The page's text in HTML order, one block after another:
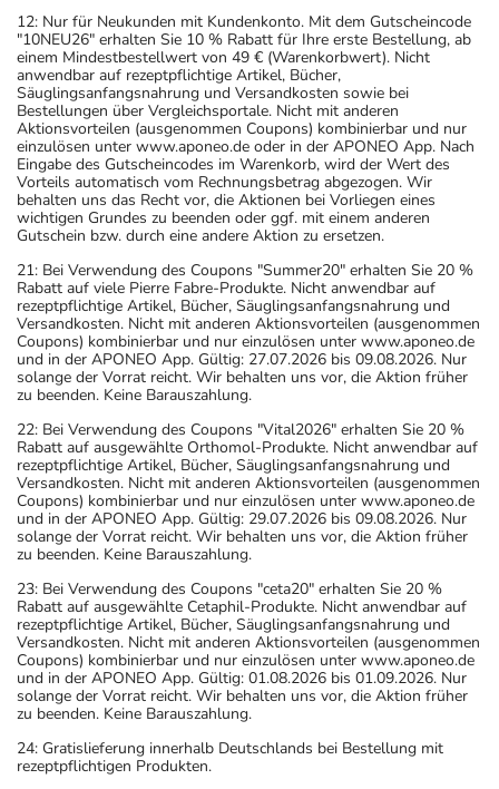
12: Nur für Neukunden mit Kundenkonto. Mit dem Gutscheincode
"10NEU26" erhalten Sie 10 % Rabatt für Ihre erste Bestellung, ab
einem Mindestbestellwert von 49 € (Warenkorbwert). Nicht
anwendbar auf rezeptpflichtige Artikel, Bücher,
Säuglingsanfangsnahrung und Versandkosten sowie bei
Bestellungen über Vergleichsportale. Nicht mit anderen
Aktionsvorteilen (ausgenommen Coupons) kombinierbar und nur
einzulösen unter www.aponeo.de oder in der APONEO App. Nach
Eingabe des Gutscheincodes im Warenkorb, wird der Wert des
Vorteils automatisch vom Rechnungsbetrag abgezogen. Wir
behalten uns das Recht vor, die Aktionen bei Vorliegen eines
wichtigen Grundes zu beenden oder ggf. mit einem anderen
Gutschein bzw. durch eine andere Aktion zu ersetzen.
21: Bei Verwendung des Coupons "Summer20" erhalten Sie 20 %
Rabatt auf viele Pierre Fabre-Produkte. Nicht anwendbar auf
rezeptpflichtige Artikel, Bücher, Säuglingsanfangsnahrung und
Versandkosten. Nicht mit anderen Aktionsvorteilen (ausgenommen
Coupons) kombinierbar und nur einzulösen unter www.aponeo.de
und in der APONEO App. Gültig: 27.07.2026 bis 09.08.2026. Nur
solange der Vorrat reicht. Wir behalten uns vor, die Aktion früher
zu beenden. Keine Barauszahlung.
22: Bei Verwendung des Coupons "Vital2026" erhalten Sie 20 %
Rabatt auf ausgewählte Orthomol-Produkte. Nicht anwendbar auf
rezeptpflichtige Artikel, Bücher, Säuglingsanfangsnahrung und
Versandkosten. Nicht mit anderen Aktionsvorteilen (ausgenommen
Coupons) kombinierbar und nur einzulösen unter www.aponeo.de
und in der APONEO App. Gültig: 29.07.2026 bis 09.08.2026. Nur
solange der Vorrat reicht. Wir behalten uns vor, die Aktion früher
zu beenden. Keine Barauszahlung.
23: Bei Verwendung des Coupons "ceta20" erhalten Sie 20 %
Rabatt auf ausgewählte Cetaphil-Produkte. Nicht anwendbar auf
rezeptpflichtige Artikel, Bücher, Säuglingsanfangsnahrung und
Versandkosten. Nicht mit anderen Aktionsvorteilen (ausgenommen
Coupons) kombinierbar und nur einzulösen unter www.aponeo.de
und in der APONEO App. Gültig: 01.08.2026 bis 01.09.2026. Nur
solange der Vorrat reicht. Wir behalten uns vor, die Aktion früher
zu beenden. Keine Barauszahlung.
24: Gratislieferung innerhalb Deutschlands bei Bestellung mit
rezeptpflichtigen Produkten.